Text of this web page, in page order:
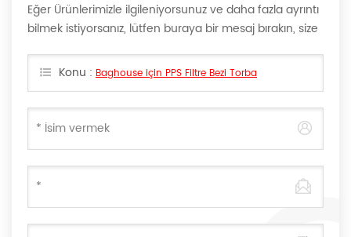
Eğer Ürünlerimizle ilgileniyorsunuz ve daha fazla ayrıntı
bilmek istiyorsanız, lütfen buraya bir mesaj bırakın, size
Konu : Baghouse için PPS Filtre Bezi Torba